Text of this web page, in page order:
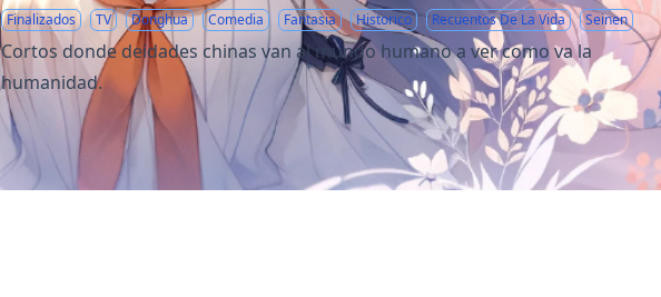
Finalizados TV Donghua Comedia Fantasia Historico Recuentos De La Vida Seinen
Cortos donde deidades chinas van al mundo humano a ver como va la
humanidad.